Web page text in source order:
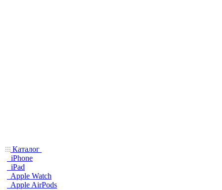
Каталог
iPhone
iPad
Apple Watch
Apple AirPods